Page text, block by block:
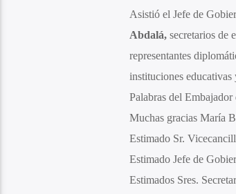
Asistió el Jefe de
Abdalá,secretarios de
representantes
instituciones educativas
Palabras del Embajador
Muchas gracias María
Estimado Sr.
Estimado Jefe de
Estimados Sres.